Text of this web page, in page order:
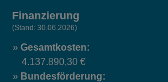
Finanzierung
(Stand: 30.06.2026)
Gesamtkosten:
4.137.890,30 €
Bundesförderung: